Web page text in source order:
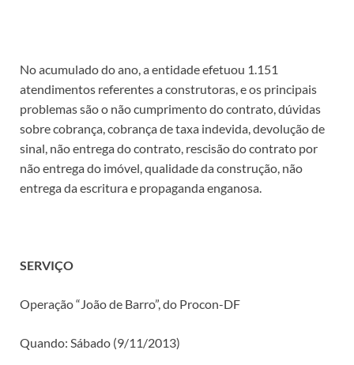
No acumulado do ano, a entidade efetuou 1.151
atendimentos referentes a construtoras, e os principais
problemas são o não cumprimento do contrato, dúvidas
sobre cobrança, cobrança de taxa indevida, devolução de
sinal, não entrega do contrato, rescisão do contrato por
não entrega do imóvel, qualidade da construção, não
entrega da escritura e propaganda enganosa.
SERVIÇO
Operação “João de Barro”, do Procon-DF
Quando: Sábado (9/11/2013)